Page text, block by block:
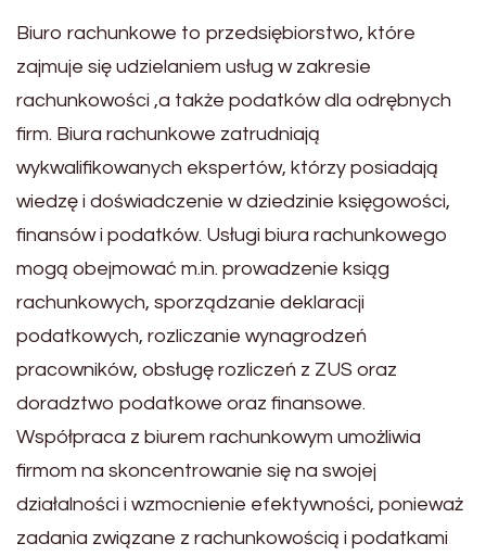
Biuro rachunkowe to przedsiębiorstwo, które
zajmuje się udzielaniem usług w zakresie
rachunkowości ,a także podatków dla odrębnych
firm. Biura rachunkowe zatrudniają
wykwalifikowanych ekspertów, którzy posiadają
wiedzę i doświadczenie w dziedzinie księgowości,
finansów i podatków. Usługi biura rachunkowego
mogą obejmować m.in. prowadzenie ksiąg
rachunkowych, sporządzanie deklaracji
podatkowych, rozliczanie wynagrodzeń
pracowników, obsługę rozliczeń z ZUS oraz
doradztwo podatkowe oraz finansowe.
Współpraca z biurem rachunkowym umożliwia
firmom na skoncentrowanie się na swojej
działalności i wzmocnienie efektywności, ponieważ
zadania związane z rachunkowością i podatkami